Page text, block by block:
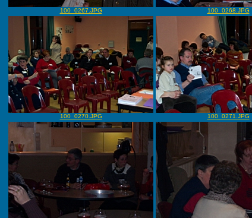
100_0267.JPG 100_0268.JPG
100_0270.JPG 100_0271.JPG